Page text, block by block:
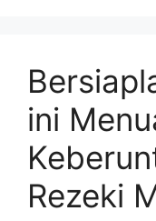
ini
Rezeki